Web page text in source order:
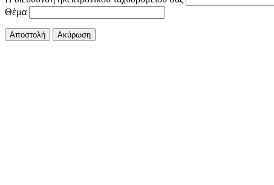
Θέμα
Αποστολή Ακύρωση